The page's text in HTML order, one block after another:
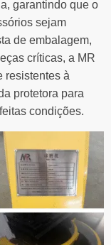
garantindo que o
sejam
de embalagem,
críticas, a MR
resistentes à
protetora para
condições.